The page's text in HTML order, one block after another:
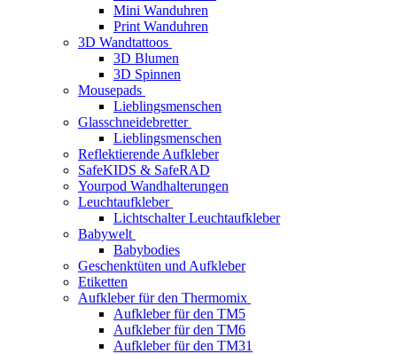
Mini Wanduhren
Print Wanduhren
3D Wandtattoos
3D Blumen
3D Spinnen
Mousepads
Lieblingsmenschen
Glasschneidebretter
Lieblingsmenschen
Reflektierende Aufkleber
SafeKIDS & SafeRAD
Yourpod Wandhalterungen
Leuchtaufkleber
Lichtschalter Leuchtaufkleber
Babywelt
Babybodies
Geschenktüten und Aufkleber
Etiketten
Aufkleber für den Thermomix
Aufkleber für den TM5
Aufkleber für den TM6
Aufkleber für den TM31